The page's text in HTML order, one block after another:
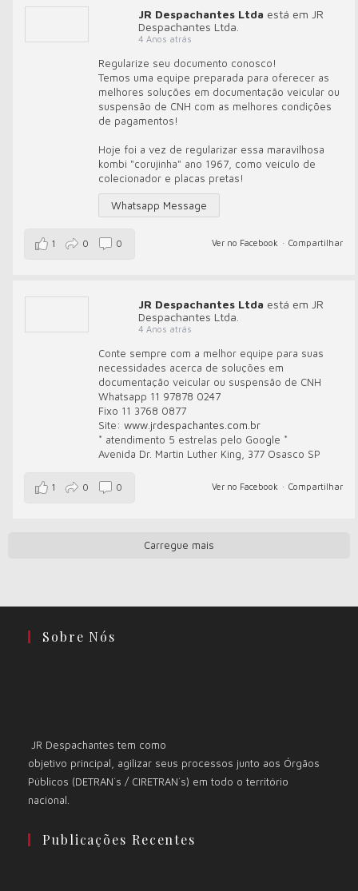
JR Despachantes Ltda está em JR
Despachantes Ltda.
4 Anos atrás
Regularize seu documento conosco!
Temos uma equipe preparada para oferecer as
melhores soluções em documentação veicular ou
suspensão de CNH com as melhores condições
de pagamentos!
Hoje foi a vez de regularizar essa maravilhosa
kombi "corujinha" ano 1967, como veículo de
colecionador e placas pretas!
Whatsapp Message
Ver no Facebook · Compartilhar
1 0 0
JR Despachantes Ltda está em JR
Despachantes Ltda.
4 Anos atrás
Conte sempre com a melhor equipe para suas
necessidades acerca de soluções em
documentação veicular ou suspensão de CNH
Whatsapp 11 97878 0247
Fixo 11 3768 0877
Site: www.jrdespachantes.com.br
* atendimento 5 estrelas pelo Google *
Avenida Dr. Martin Luther King, 377 Osasco SP
Ver no Facebook · Compartilhar
1 0 0
Carregue mais
Sobre Nós
JR Despachantes tem como
objetivo principal, agilizar seus processos junto aos Órgãos
Públicos (DETRAN´s / CIRETRAN´s) em todo o território
nacional.
Publicações Recentes